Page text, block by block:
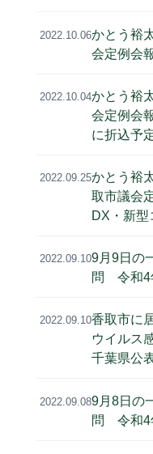
2022.10.06かとう裕
会定例会
2022.10.04かとう裕
会定例会
に折込予
2022.09.25かとう裕
取市議会
DX・新
2022.09.109月9日の
問 令和4
2022.09.10香取市に
ウイルス
千葉県公
2022.09.089月8日の
問 令和4